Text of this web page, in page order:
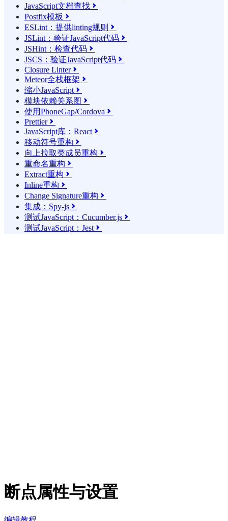
JavaScript文档查找 
Postfix模板 
ESLint：提供linting规则 
JSLint：验证JavaScript代码 
JSHint：检查代码 
JSCS：验证JavaScript代码 
Closure Linter
Meteor全栈框架 
缩小JavaScript 
模块依赖关系图 
使用PhoneGap/Cordova 
Prettier
JavaScript库：React 
移动符号重构 
向上拉取类成员重构 
重命名重构 
Extract重构 
Inline重构 
Change Signature重构 
集成：Spy-js 
测试JavaScript：Cucumber.js 
测试JavaScript：Jest 
断点属性与设置